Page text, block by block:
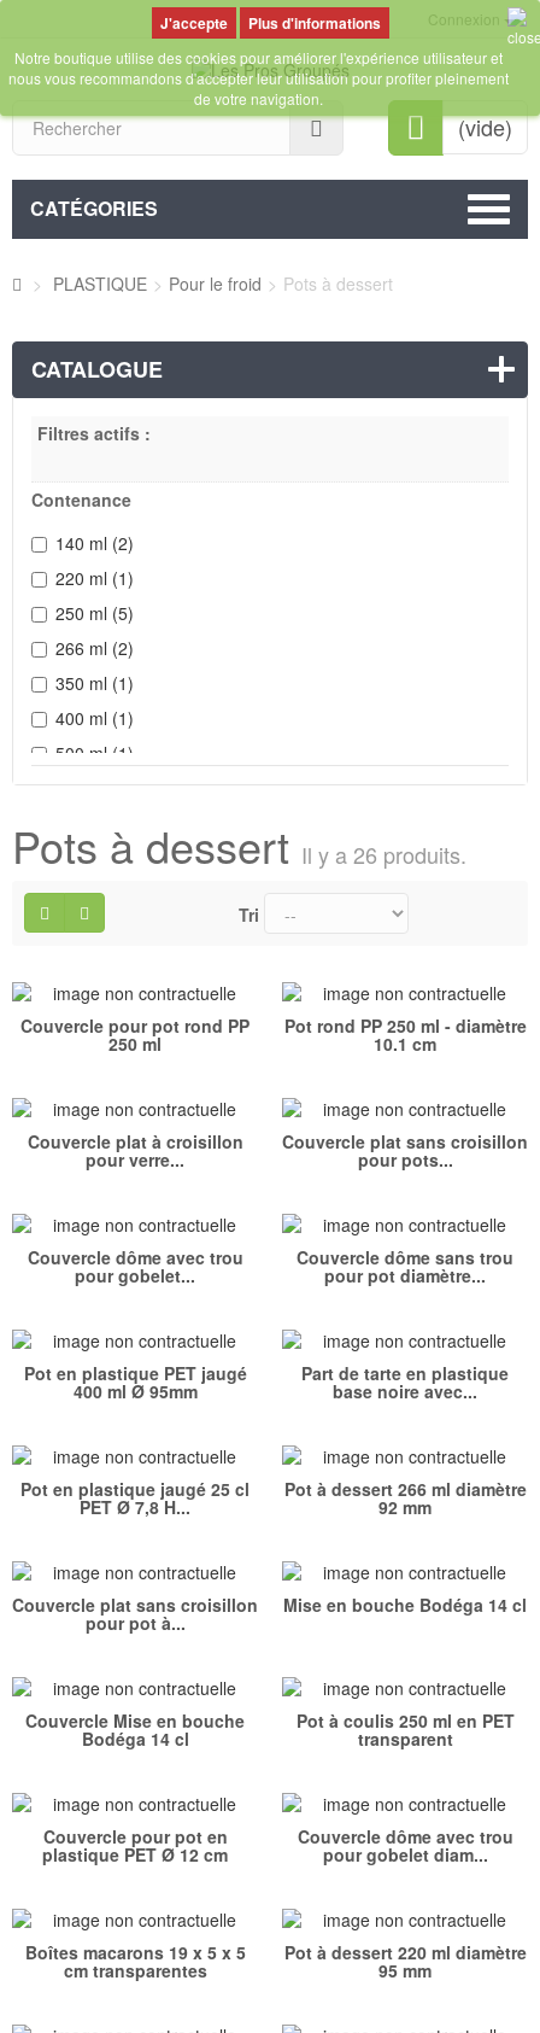
Connexion
Rechercher (vide)
CATÉGORIES
Plus d'informations
Notre boutique utilise des cookies pour améliorer l'expérience utilisateur et
nous vous recommandons d'accepter leur utilisation pour profiter pleinement
de votre navigation.
> PLASTIQUE > Pour le froid > Pots à dessert
CATALOGUE
Filtres actifs :
Contenance
140 ml (2)
220 ml (1)
250 ml (5)
266 ml (2)
350 ml (1)
400 ml (1)
500 ml (1)
750 ml(1)
Pots à dessert Il y a 26 produits.
Tri
Couvercle pour pot rond PP
250 ml
Pot rond PP 250 ml - diamètre
10.1 cm
Couvercle plat à croisillon
pour verre...
Couvercle plat sans croisillon
pour pots...
Couvercle dôme avec trou
pour gobelet...
Couvercle dôme sans trou
pour pot diamètre...
Pot en plastique PET jaugé
400 ml Ø 95mm
Part de tarte en plastique
base noire avec...
Pot en plastique jaugé 25 cl
PET Ø 7,8 H...
Pot à dessert 266 ml diamètre
92 mm
Couvercle plat sans croisillon
pour pot à...
Mise en bouche Bodéga 14 cl
Couvercle Mise en bouche
Bodéga 14 cl
Pot à coulis 250 ml en PET
transparent
Couvercle pour pot en
plastique PET Ø 12 cm
Couvercle dôme avec trou
pour gobelet diam...
Boîtes macarons 19 x 5 x 5
cm transparentes
Pot à dessert 220 ml diamètre
95 mm